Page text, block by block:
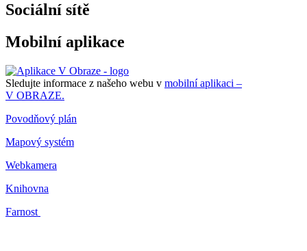
Sociální sítě
Mobilní aplikace
Sledujte informace z našeho webu v mobilní aplikaci –
V OBRAZE.
Povodňový plán
Mapový systém
Webkamera
Knihovna
Farnost